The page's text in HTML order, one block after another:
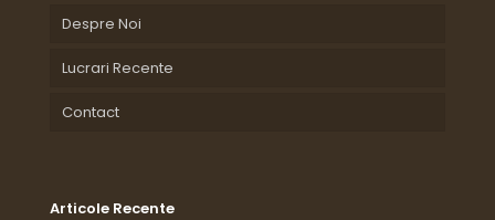
Despre Noi
Lucrari Recente
Contact
Articole Recente